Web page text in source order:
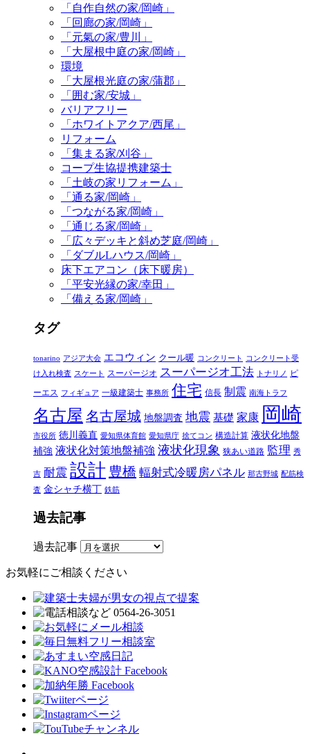
「自作自然の家/岡崎」
「回廊の家/岡崎」
「元氣の家/豊川」
「大屋根中庭の家/岡崎」
環境
「大屋根光庭の家/蒲郡」
「囲む家/安城」
バリアフリー
「ホワイトアクア/西尾」
リフォーム
「集まる家/刈谷」
コープ生協提携建築士
「土岐の家リフォーム」
「通る家/岡崎」
「つながる家/岡崎」
「通じる家/岡崎」
「広々デッキと斜め芝庭/岡崎」
「ダブルLハウス/岡崎」
床下エアコン（床下暖房）
「平安光縁の家/幸田」
「備える家/岡崎」
タグ
tonarino アジア大会 エコウィン クール暖 コンクリート
コンクリート受
け入れ検査 スケート スーパージオ スーパージオ工法 トナリノ
ピ
ーエス フィギュア 一級建築士 事務所 住宅 信長 制震 南海トラフ
名古屋 名古屋城 地盤調査 地震 基礎 家康 岡崎
市役所 徳川義直 愛知県体育館 愛知県庁 捨てコン 構造計算 液状化地盤
補強 液状化対策地盤補強 液状化現象 狭あい道路 監理 秀
吉 耐震 設計 豊橋 輻射式冷暖房パネル 那古野城 配筋検
査 金シャチ横丁 鉄筋
過去記事
過去記事
お気軽にご相談ください